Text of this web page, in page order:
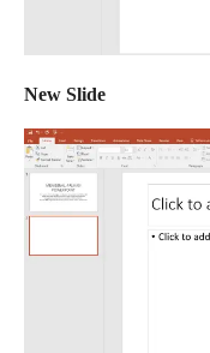
New Slide